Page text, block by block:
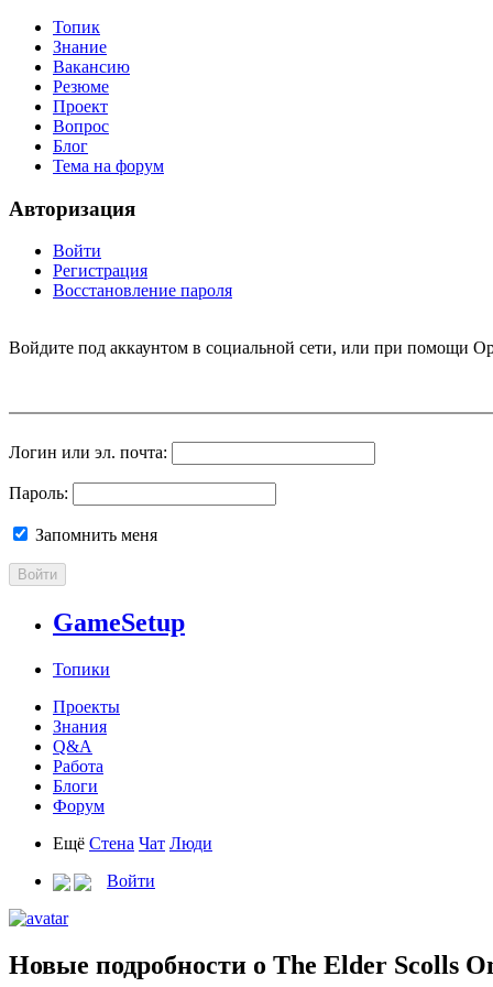
Топик
Знание
Вакансию
Резюме
Проект
Вопрос
Блог
Тема на форум
Авторизация
Войти
Регистрация
Восстановление пароля
Войдите под аккаунтом в социальной сети, или при помощи
Логин или эл. почта:
Пароль:
Запомнить меня
Войти
GameSetup
Топики
Проекты
Знания
Q&A
Работа
Блоги
Форум
Ещё Стена Чат Люди
Войти
Новые подробности о The Elder Scolls